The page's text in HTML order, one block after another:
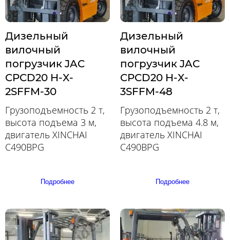
Дизельный
вилочный
погрузчик JAC
CPCD20 H-X-
2SFFM-30
Грузоподъемность 2 т,
высота подъема 3 м,
двигатель XINCHAI
C490BPG
Подробнее
Дизельный
вилочный
погрузчик JAC
CPCD20 H-X-
3SFFM-48
Грузоподъемность 2 т,
высота подъема 4.8 м,
двигатель XINCHAI
C490BPG
Подробнее